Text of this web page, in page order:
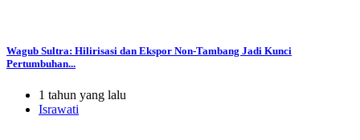
Wagub Sultra: Hilirisasi dan Ekspor Non-Tambang Jadi Kunci
Pertumbuhan...
1 tahun yang lalu
Israwati